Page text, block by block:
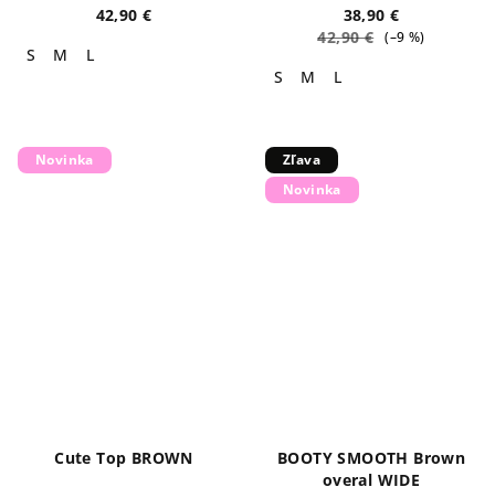
42,90 €
S
M L
38,90 €
42,90 € (–9 %)
S M L
Novinka
Cute Top BROWN
Zľava
Novinka
BOOTY SMOOTH Brown
overal WIDE